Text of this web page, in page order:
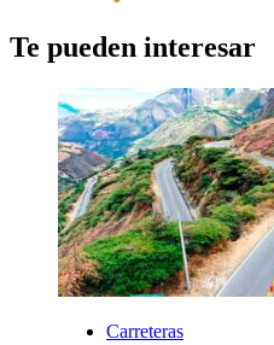
Te pueden interesar
Carreteras